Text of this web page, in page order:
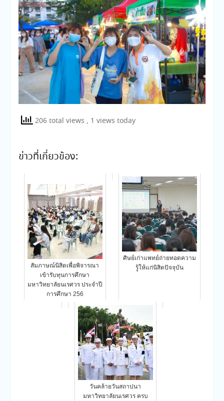
206 total views , 1 views today
ข่าวที่เกี่ยวข้อง:
สัมภาษณ์นิสิตเพื่อพิจารณา
เข้ารับทุนการศึกษา
มหาวิทยาลัยนเรศวร ประจำปี
การศึกษา 256
ศิษย์เก่าแพทย์ถ่ายทอดความ
รู้ให้แก่นิสิตปัจจุบัน
วันคล้ายวันสถาปนา
มหาวิทยาลัยนเรศวร ครบ